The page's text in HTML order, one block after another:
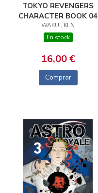
TOKYO REVENGERS
CHARACTER BOOK 04
WAKUI, KEN
En stock
16,00 €
Comprar